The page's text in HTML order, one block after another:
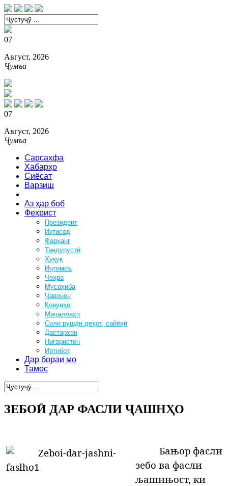
07
Август, 2026
Ҷумъа
07
Август, 2026
Ҷумъа
Сарсаҳфа
Хабарҳо
Сиёсат
Варзиш
Аз ҳар боб
Феҳрист
Президент
Иқтисод
Фарҳанг
Тандурустӣ
Ҳуқуқ
Иҷтимоъ
Чеҳра
Мусоҳиба
Ҷавонон
Қонунҳо
Маҷаллаҳо
Соли рушди деҳот, сайёҳӣ
Дастархон
Нигористон
Иртибот
Дар бораи мо
Тамос
ЗЕБОӢ ДАР ФАСЛИ ҶАШНҲО
Бањор фасли
зебо ва фасли
љашнњост, ки